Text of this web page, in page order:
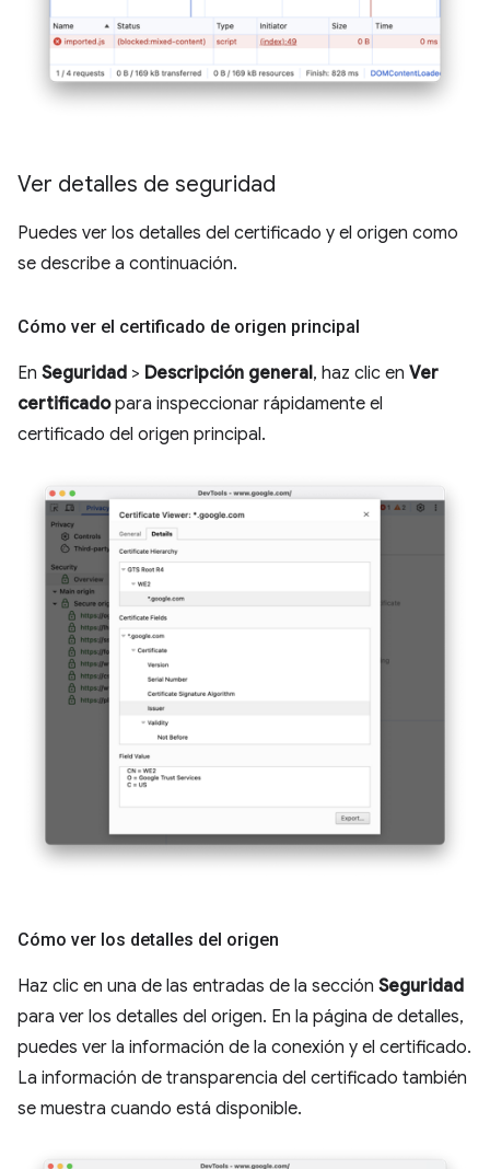
Ver detalles de seguridad
Puedes ver los detalles del certificado y el origen como
se describe a continuación.
Cómo ver el certificado de origen principal
En Seguridad > Descripción general, haz clic en Ver
certificadopara inspeccionar rápidamente el
certificado del origen principal.
Cómo ver los detalles del origen
Haz clic en una de las entradas de la sección Seguridad
para ver los detalles del origen. En la página de detalles,
puedes ver la información de la conexión y el certificado.
La información de transparencia del certificado también
se muestra cuando está disponible.